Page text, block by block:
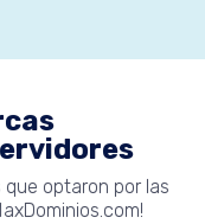
que optaron por las